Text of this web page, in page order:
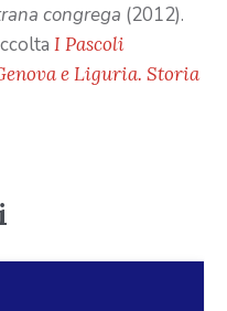
congrega (2012).
I Pascoli
e Liguria. Storia